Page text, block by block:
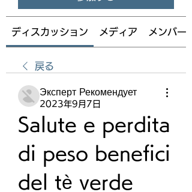
ディスカッション メディア メンバー
戻る
Эксперт Рекомендует
2023年9月7日
Salute e perdita
di peso benefici
del tè verde